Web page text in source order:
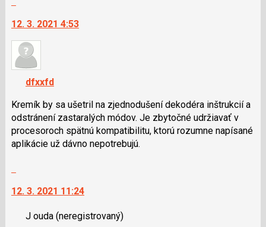
pro
předchozí
nový
názor
další
nový
názor.
navigaci
lze
použít
i
klávesy
N
P
předchozí
12. 3. 2021 4:53
dfxxfd
Kremík by sa ušetril na zjednodušení dekodéra inštrukcií a
odstránení zastaralých módov. Je zbytočné udržiavať v
procesoroch spätnú kompatibilitu, ktorú rozumne napísané
aplikácie už dávno nepotrebujú.
další
názor.
12. 3. 2021 11:24
J ouda (neregistrovaný)